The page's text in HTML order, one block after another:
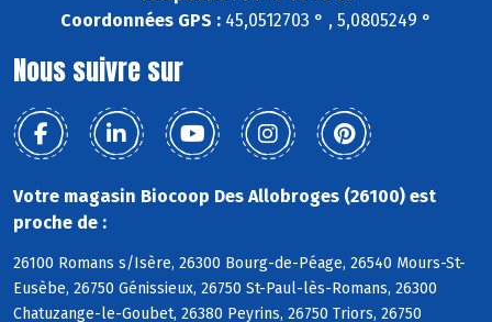
Coordonnées GPS : 45,0512703 ° , 5,0805249 °
Nous suivre sur
Votre magasin Biocoop Des Allobroges (26100) est
proche de :
26100 Romans s/Isère, 26300 Bourg-de-Péage, 26540 Mours-St-
Eusèbe, 26750 Génissieux, 26750 St-Paul-lès-Romans, 26300
Chatuzange-le-Goubet, 26380 Peyrins, 26750 Triors, 26750